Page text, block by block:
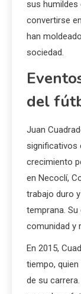
sus
convertirse
han
sociedad.
del
Juan
significativos
crecimiento
en Necoclí,
trabajo duro
temprana.
comunidad y
En 2015,
tiempo,
de su